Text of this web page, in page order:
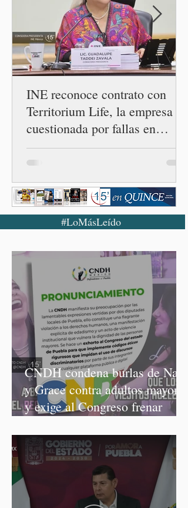
INE reconoce contrato con
Territorium Life, la empresa
cuestionada por fallas en
examen de la UNAM
#LoMásLeído
CNDH condena burlas de Nay
y Grace contra adultos mayores
y exige al Congreso frenar